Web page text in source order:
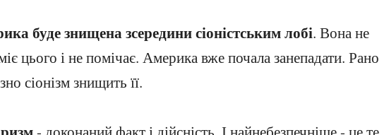
буде знищена зсередини сіоністським лобі. Вона не
цього і не помічає. Америка вже почала занепадати. Рано
сіонізм знищить її.